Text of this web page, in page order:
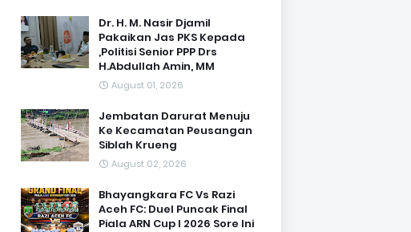
Dr. H. M. Nasir Djamil
Pakaikan Jas PKS Kepada
,Politisi Senior PPP Drs
H.Abdullah Amin, MM
August 01, 2026
Jembatan Darurat Menuju
Ke Kecamatan Peusangan
Siblah Krueng
August 02, 2026
Bhayangkara FC Vs Razi
Aceh FC: Duel Puncak Final
Piala ARN Cup I 2026 Sore Ini